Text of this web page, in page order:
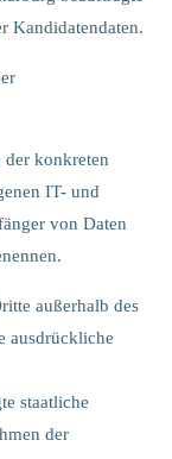
Kandidatendaten.
der konkreten
IT- und
von Daten
außerhalb des
ausdrückliche
staatliche
der